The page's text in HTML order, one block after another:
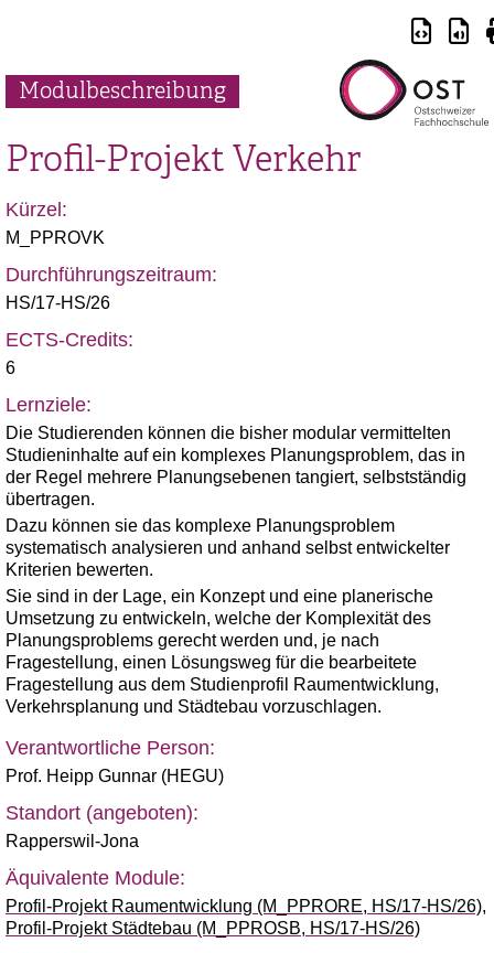
Modulbeschreibung
Profil-Projekt Verkehr
Kürzel:
M_PPROVK
Durchführungszeitraum:
HS/17-HS/26
ECTS-Credits:
6
Lernziele:
Die Studierenden können die bisher modular vermittelten
Studieninhalte auf ein komplexes Planungsproblem, das in
der Regel mehrere Planungsebenen tangiert, selbstständig
übertragen.
Dazu können sie das komplexe Planungsproblem
systematisch analysieren und anhand selbst entwickelter
Kriterien bewerten.
Sie sind in der Lage, ein Konzept und eine planerische
Umsetzung zu entwickeln, welche der Komplexität des
Planungsproblems gerecht werden und, je nach
Fragestellung, einen Lösungsweg für die bearbeitete
Fragestellung aus dem Studienprofil Raumentwicklung,
Verkehrsplanung und Städtebau vorzuschlagen.
Verantwortliche Person:
Prof. Heipp Gunnar (HEGU)
Standort (angeboten):
Rapperswil-Jona
Äquivalente Module:
Profil-Projekt Raumentwicklung (M_PPRORE, HS/17-HS/26),
Profil-Projekt Städtebau (M_PPROSB, HS/17-HS/26)